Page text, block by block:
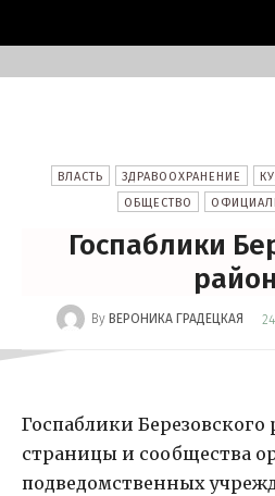
ВЛАСТЬ ЗДРАВООХРАНЕНИЕ
ОБЩЕСТВО
Госпаблики
By ВЕРОНИКА ГРАДЕЦКАЯ
Госпаблики Березовского
страницы и сообщества
подведомственных